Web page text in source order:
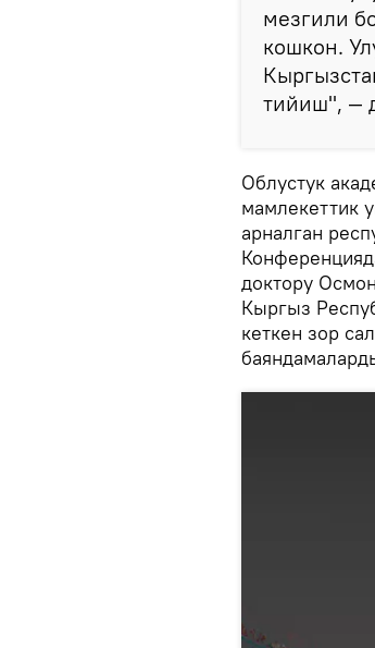
мезгили
кошкон.
тийиш", —
Облустук
мамлекеттик
арналган
доктору
Кыргыз
кеткен зор